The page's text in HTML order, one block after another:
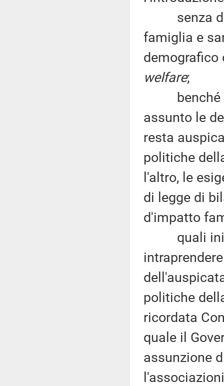
senza di
famiglia e
demografico
welfare;
benché il
assunto le
resta
politiche
l'altro, le
di legge di
d'impatto
quali
politiche
ricordata
quale il
assunzione